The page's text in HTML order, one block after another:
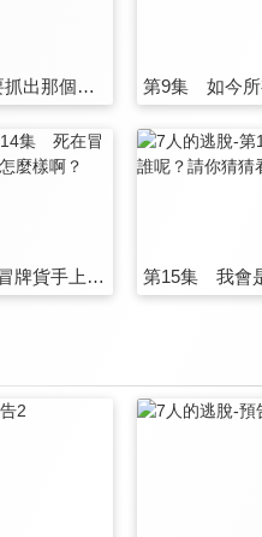
第8集 一定要抓出那個傢伙
第14集 死在冒牌貨手上的感覺怎麼樣啊？